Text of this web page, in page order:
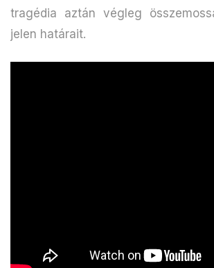
tragédia aztán végleg
jelen határait.